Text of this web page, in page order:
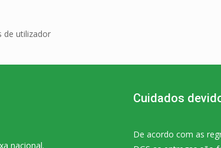
de utilizador
nacional.
Cuidados
De acordo com as